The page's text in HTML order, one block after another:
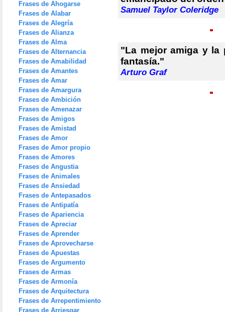
Frases de Ahogarse
Frases de Alabar
Frases de Alegría
Frases de Alianza
Frases de Alma
Frases de Alternancia
Frases de Amabilidad
Frases de Amantes
Frases de Amar
Frases de Amargura
Frases de Ambición
Frases de Amenazar
Frases de Amigos
Frases de Amistad
Frases de Amor
Frases de Amor propio
Frases de Amores
Frases de Angustia
Frases de Animales
Frases de Ansiedad
Frases de Antepasados
Frases de Antipatía
Frases de Apariencia
Frases de Apreciar
Frases de Aprender
Frases de Aprovecharse
Frases de Apuestas
Frases de Argumento
Frases de Armas
Frases de Armonía
Frases de Arquitectura
Frases de Arrepentimiento
Frases de Arriesgar
Samuel Taylor Coleridge
"La mejor amiga y la
fantasía."
Arturo Graf